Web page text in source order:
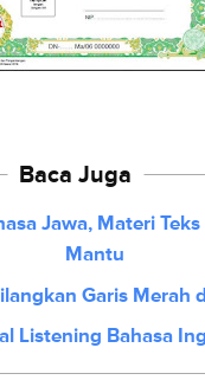
Baca Juga
Jawa, Materi
Mantu
Garis Merah
Listening Bahasa